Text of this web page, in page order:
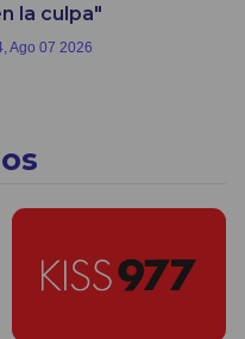
la culpa"
Ago 07 2026